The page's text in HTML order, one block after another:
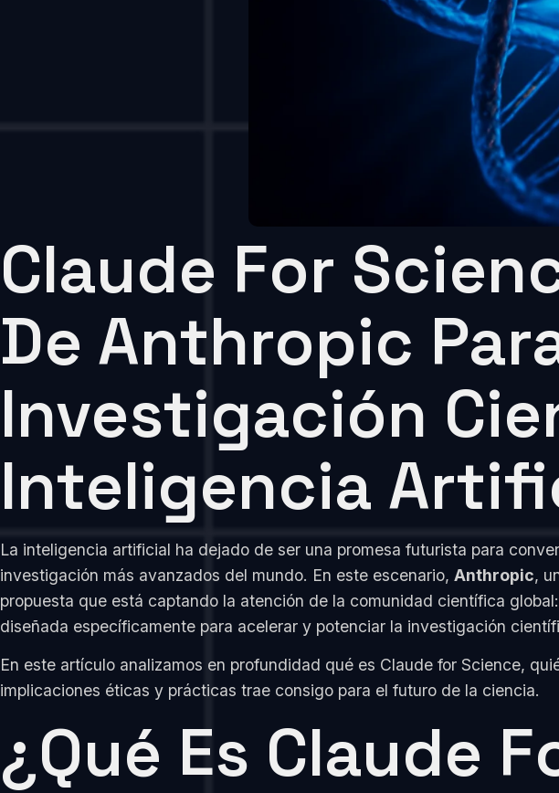
Claude For
De Anthropic
Investigación
Inteligencia
La inteligencia artificial ha dejado de ser una promesa futurista para
investigación más avanzados del mundo. En este escenario, Anthropic,
propuesta que está captando la atención de la comunidad científica global:
diseñada específicamente para acelerar y potenciar la investigación
En este artículo analizamos en profundidad qué es Claude for Science,
implicaciones éticas y prácticas trae consigo para el futuro de la ciencia.
¿Qué Es Claude